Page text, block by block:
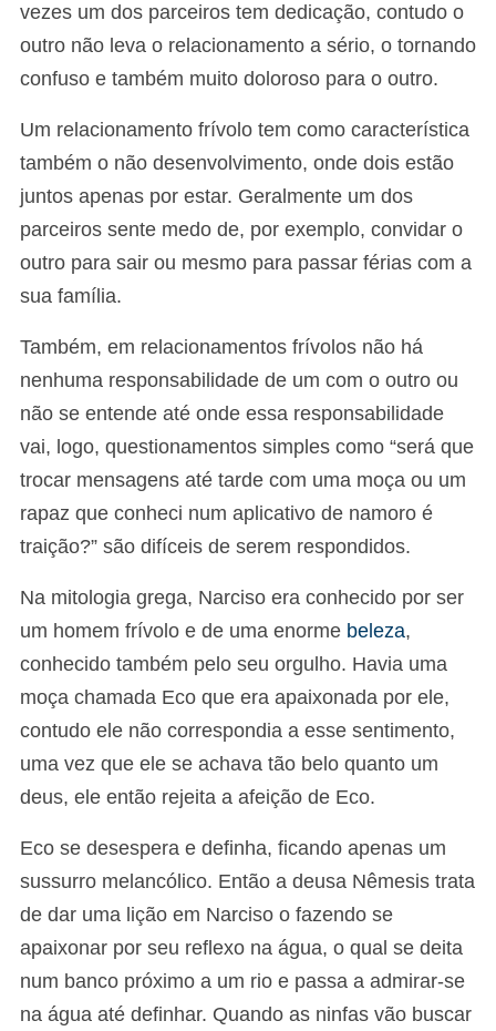
vezes um dos parceiros tem dedicação, contudo o
outro não leva o relacionamento a sério, o tornando
confuso e também muito doloroso para o outro.
Um relacionamento frívolo tem como característica
também o não desenvolvimento, onde dois estão
juntos apenas por estar. Geralmente um dos
parceiros sente medo de, por exemplo, convidar o
outro para sair ou mesmo para passar férias com a
sua família.
Também, em relacionamentos frívolos não há
nenhuma responsabilidade de um com o outro ou
não se entende até onde essa responsabilidade
vai, logo, questionamentos simples como “será que
trocar mensagens até tarde com uma moça ou um
rapaz que conheci num aplicativo de namoro é
traição?” são difíceis de serem respondidos.
Na mitologia grega, Narciso era conhecido por ser
um homem frívolo e de uma enorme beleza,
conhecido também pelo seu orgulho. Havia uma
moça chamada Eco que era apaixonada por ele,
contudo ele não correspondia a esse sentimento,
uma vez que ele se achava tão belo quanto um
deus, ele então rejeita a afeição de Eco.
Eco se desespera e definha, ficando apenas um
sussurro melancólico. Então a deusa Nêmesis trata
de dar uma lição em Narciso o fazendo se
apaixonar por seu reflexo na água, o qual se deita
num banco próximo a um rio e passa a admirar-se
na água até definhar. Quando as ninfas vão buscar